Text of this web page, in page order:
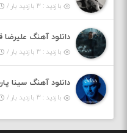
بازدید : ۳ بازدید بار /
دانلود آهنگ علیرضا
بازدید : ۳ بازدید بار /
دانلود آهنگ سینا
بازدید : ۳ بازدید بار /